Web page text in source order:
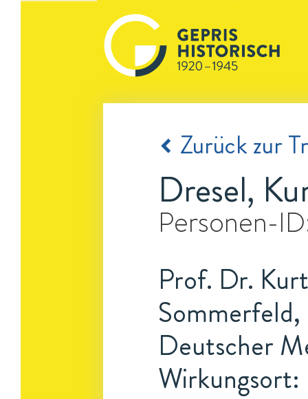
Zurück zur
Dresel,
Personen-
Prof. Dr.
Sommerfeld,
Deutscher